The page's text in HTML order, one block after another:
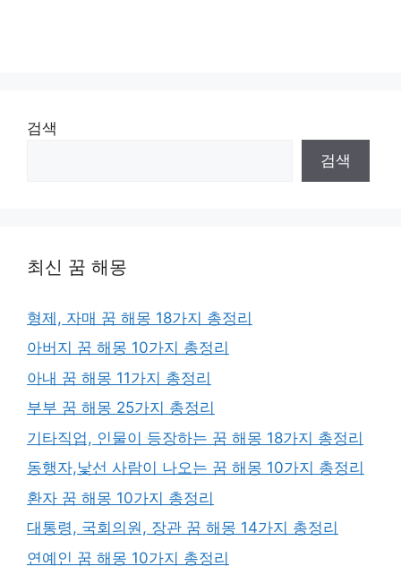
검색
검색
최신 꿈 해몽
형제, 자매 꿈 해몽 18가지 총정리
아버지 꿈 해몽 10가지 총정리
아내 꿈 해몽 11가지 총정리
부부 꿈 해몽 25가지 총정리
기타직업, 인물이 등장하는 꿈 해몽 18가지 총정리
동행자,낯선 사람이 나오는 꿈 해몽 10가지 총정리
환자 꿈 해몽 10가지 총정리
대통령, 국회의원, 장관 꿈 해몽 14가지 총정리
연예인 꿈 해몽 10가지 총정리